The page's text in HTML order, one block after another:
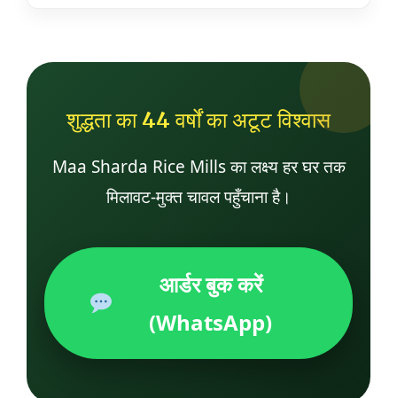
शुद्धता का 44 वर्षों का अटूट विश्वास
Maa Sharda Rice Mills का लक्ष्य हर घर तक
मिलावट-मुक्त चावल पहुँचाना है।
आर्डर बुक करें
(WhatsApp)